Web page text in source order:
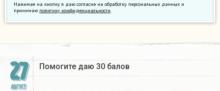
Нажимая на кнопку я даю согласие на обработку персональных данных и
принимаю политику конфиденциальности.
27
АВГУСТ
Помогите даю 30 балов​